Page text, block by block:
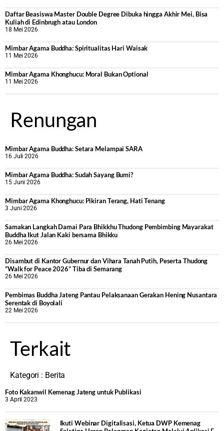
Daftar Beasiswa Master Double Degree Dibuka hingga Akhir Mei, Bisa
Kuliah di Edinbrugh atau London
18 Mei 2026
Mimbar Agama Buddha: Spiritualitas Hari Waisak
11 Mei 2026
Mimbar Agama Khonghucu: Moral Bukan Optional
11 Mei 2026
Renungan
Mimbar Agama Buddha: Setara Melampai SARA
16 Juli 2026
Mimbar Agama Buddha: Sudah Sayang Bumi?
15 Juni 2026
Mimbar Agama Khonghucu: Pikiran Terang, Hati Tenang
3 Juni 2026
Samakan Langkah Damai Para Bhikkhu Thudong Pembimbing Mayarakat
Buddha Ikut Jalan Kaki bersama Bhikku
26 Mei 2026
Disambut di Kantor Gubernur dan Vihara Tanah Putih, Peserta Thudong
“Walk for Peace 2026” Tiba di Semarang
26 Mei 2026
‎Pembimas Buddha Jateng Pantau Pelaksanaan Gerakan Hening Nusantara
Serentak di Boyolali
22 Mei 2026
Terkait
Kategori : Berita
Foto Kakanwil Kemenag Jateng untuk Publikasi
3 April 2023
Ikuti Webinar Digitalisasi, Ketua DWP Kemenag